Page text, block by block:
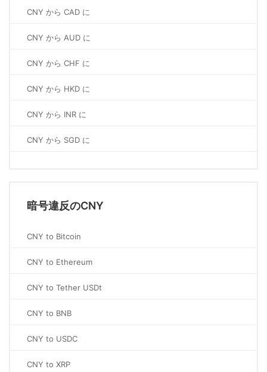
CNY から CAD に
CNY から AUD に
CNY から CHF に
CNY から HKD に
CNY から INR に
CNY から SGD に
暗号違反のCNY
CNY to Bitcoin
CNY to Ethereum
CNY to Tether USDt
CNY to BNB
CNY to USDC
CNY to XRP